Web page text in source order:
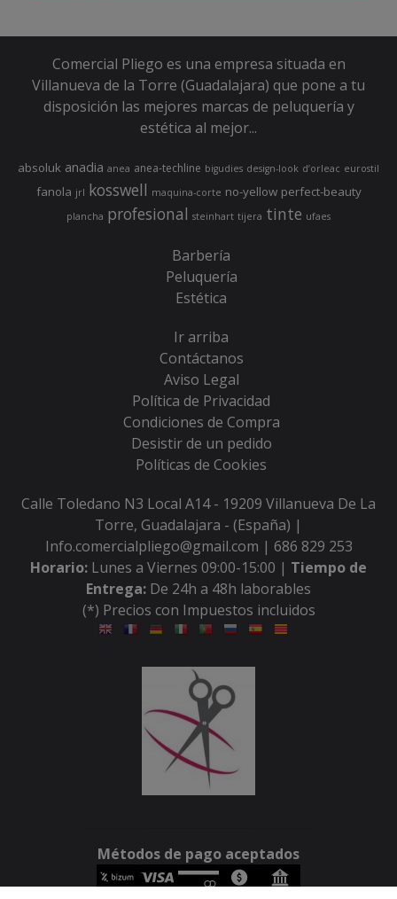
Comercial Pliego es una empresa situada en
Villanueva de la Torre (Guadalajara) que pone a tu
disposición las mejores marcas de peluquería y
estética al mejor...
absoluk anadia anea anea-techline bigudies design-look d’orleac eurostil
fanola jrl kosswell maquina-corte no-yellow perfect-beauty
plancha profesional steinhart tijera tinte ufaes
Barbería
Peluquería
Estética
Ir arriba
Contáctanos
Aviso Legal
Política de Privacidad
Condiciones de Compra
Desistir de un pedido
Políticas de Cookies
Calle Toledano N3 Local A14 - 19209 Villanueva De La
Torre, Guadalajara - (España) |
Info.comercialpliego@gmail.com | 686 829 253
Horario: Lunes a Viernes 09:00-15:00 | Tiempo de
Entrega: De 24h a 48h laborables
(*) Precios con Impuestos incluidos
Métodos de pago aceptados